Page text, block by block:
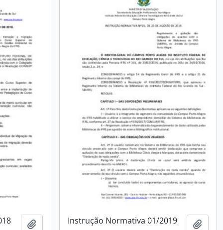
Add to clipboardInstrução Normativa 01/2019 Add